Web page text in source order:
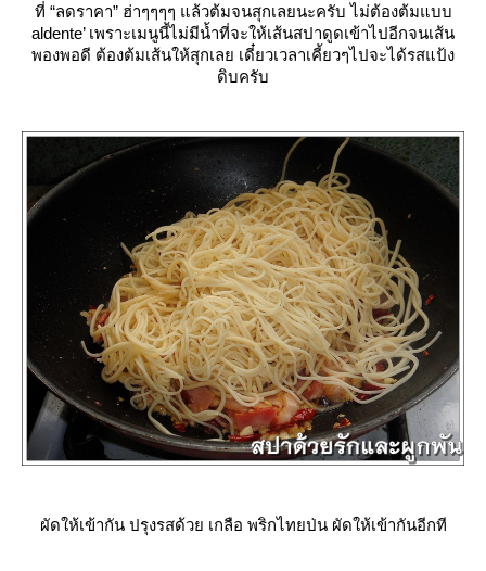
ที่ “ลดราคา” ฮ่าๆๆๆๆ แล้วต้มจนสุกเลยนะครับ ไม่ต้องต้มแบบ
aldente’ เพราะเมนูนี้ไม่มีน้ำที่จะให้เส้นสปาดูดเข้าไปอีกจนเส้น
พองพอดี ต้องต้มเส้นให้สุกเลย เดี๋ยวเวลาเคี้ยวๆไปจะได้รสแป้ง
ดิบครับ
ผัดให้เข้ากัน ปรุงรสด้วย เกลือ พริกไทยป่น ผัดให้เข้ากันอีกที